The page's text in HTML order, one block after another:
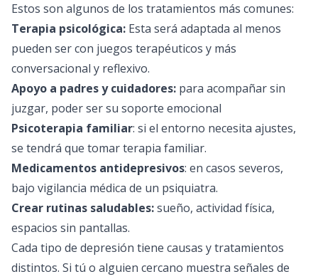
Estos son algunos de los tratamientos más comunes:
Terapia psicológica: Esta será adaptada al menos
pueden ser con juegos terapéuticos y más
conversacional y reflexivo.
Apoyo a padres y cuidadores: para acompañar sin
juzgar, poder ser su soporte emocional
Psicoterapia familiar: si el entorno necesita ajustes,
se tendrá que tomar terapia familiar.
Medicamentos antidepresivos: en casos severos,
bajo vigilancia médica de un psiquiatra.
Crear rutinas saludables:sueño, actividad física,
espacios sin pantallas.
Cada tipo de depresión tiene causas y tratamientos
distintos. Si tú o alguien cercano muestra señales de